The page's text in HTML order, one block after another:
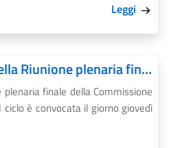
Leggi
576. convocazione della Riunione plenaria finale Esami conclusivi del i ciclo - Commissione d’esame
finale della Commissione
è convocata il giorno giovedì